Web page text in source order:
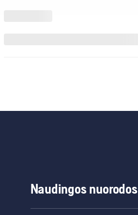
Naudingos nuorodos